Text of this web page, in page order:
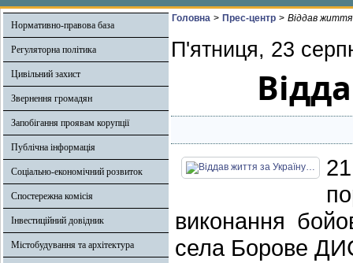
Нормативно-правова база
Регуляторна політика
Цивільний захист
Звернення громадян
Запобігання проявам корупції
Публічна інформація
Соціально-економічний розвиток
Спостережна комісія
Інвестиційний довідник
Містобудування та архітектура
Головна > Прес-центр > Віддав
П'ятниця, 23
виконання
села Борове